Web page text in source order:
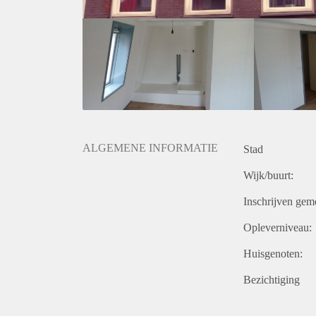
ALGEMENE INFORMATIE Stad
Wijk/buurt:
Inschrijven
Opleverniveau:
Huisgenoten:
Bezichtiging